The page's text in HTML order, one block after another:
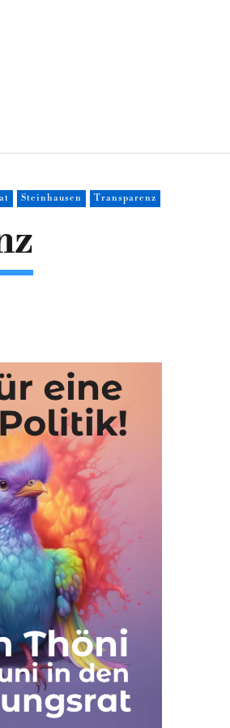
Steinhausen Transparenz